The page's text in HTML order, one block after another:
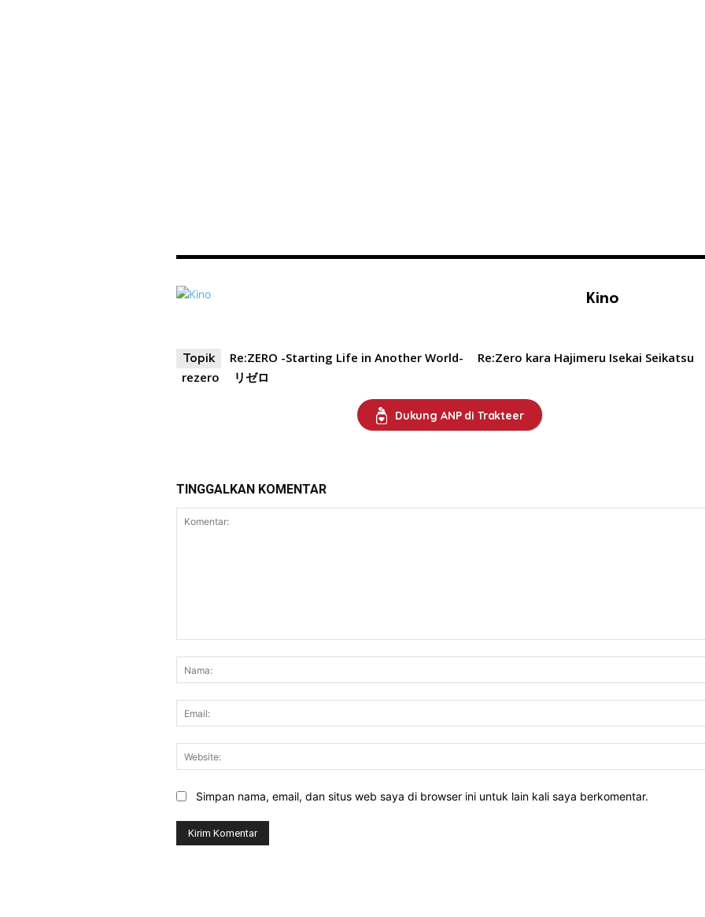
Kino
Topik Re:ZERO -Starting Life in Another World-
Re:Zero kara Hajimeru Isekai Seikatsu
rezero
リゼロ
Dukung ANP di Trakteer
TINGGALKAN KOMENTAR
Simpan nama, email, dan situs web saya di browser ini untuk lain kali saya berkomentar.